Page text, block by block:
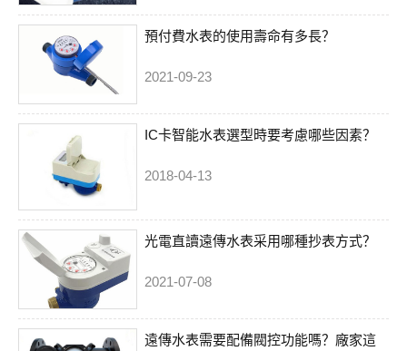
預付費水表的使用壽命有多長？
2021-09-23
IC卡智能水表選型時要考慮哪些因素？
2018-04-13
光電直讀遠傳水表采用哪種抄表方式？
2021-07-08
遠傳水表需要配備閥控功能嗎？廠家這